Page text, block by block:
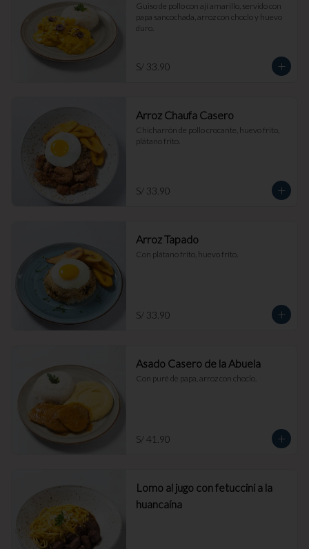
Guiso de pollo con ají amarillo, servido con
papa sancochada, arroz con choclo y huevo
duro.
S/ 33.90
Arroz Chaufa Casero
Chicharrón de pollo crocante, huevo frito,
plátano frito.
S/ 33.90
Arroz Tapado
Con plátano frito, huevo frito.
S/ 33.90
Asado Casero de la Abuela
Con puré de papa, arroz con choclo.
S/ 41.90
Lomo al jugo con fetuccini a la
huancaína